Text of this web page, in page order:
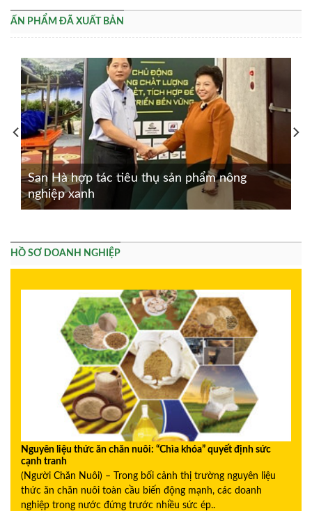
ẤN PHẨM ĐÃ XUẤT BẢN
San Hà hợp tác tiêu thụ sản phẩm nông
nghiệp xanh
HỒ SƠ DOANH NGHIỆP
Nguyên liệu thức ăn chăn nuôi: “Chìa khóa” quyết định sức
cạnh tranh
(Người Chăn Nuôi) – Trong bối cảnh thị trường nguyên liệu
thức ăn chăn nuôi toàn cầu biến động mạnh, các doanh
nghiệp trong nước đứng trước nhiều sức ép..